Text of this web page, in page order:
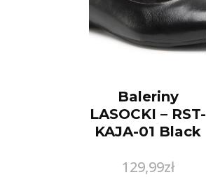
Baleriny
LASOCKI – RST-
KAJA-01 Black
129,99zł